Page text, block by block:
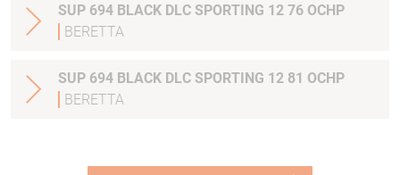
SUP 694 BLACK DLC SPORTING 12 76 OCHP
BERETTA
SUP 694 BLACK DLC SPORTING 12 81 OCHP
BERETTA